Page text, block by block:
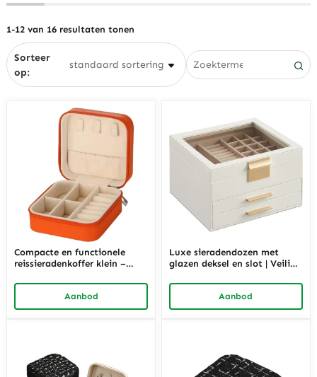
1-12 van 16 resultaten tonen
Sorteer
op:
Compacte en functionele
reissieradenkoffer klein –
Aanbod
Luxe sieradendozen met
glazen deksel en slot | Veilige
hoogwaardige sieraden
Richpack Luxe
sieradenverpakkingsoplossing
Aanbod